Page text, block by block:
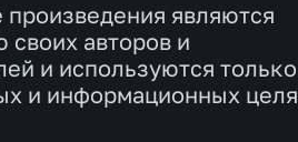
произведения являются
своих авторов и
и используются
и информационных